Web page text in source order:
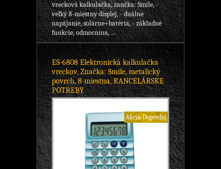
vrecková kalkulačka, zančka: Smile, -
veľký 8-miestny displej, - duálne
napájanie, solárne+batéria, - základné
funkcie, odmocnina, ...
ES-6808 Elektronická kalkulačka
vreckov, Značka: Smile, metalický
povrch, 8-miestna, KANCELÁRSKE
POTREBY
Akcia-Dopredaj